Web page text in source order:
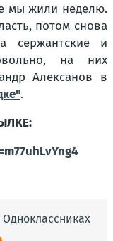
мы жили неделю.
потом снова
сержантские и
на них
Алексанов в
.